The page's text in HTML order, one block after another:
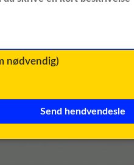
nødvendig)
Send hendvendesle